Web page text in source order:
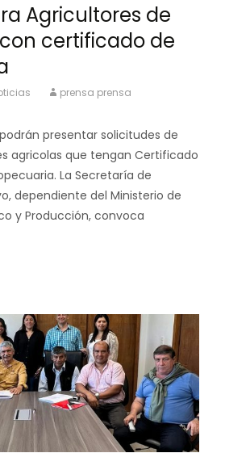
Agricultores de
certificado de
prensa prensa
presentar solicitudes de
agricolas que tengan Certificado
La Secretaría de
dependiente del Ministerio de
y Producción, convoca